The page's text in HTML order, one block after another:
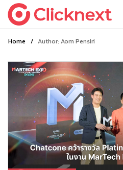
Home / Author: Aom Pensiri